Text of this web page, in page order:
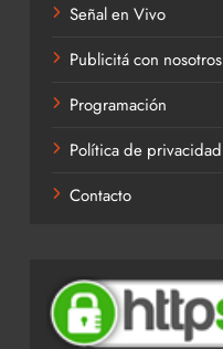
Señal en Vivo
Publicitá con nosotros
Programación
Política de privacidad
Contacto